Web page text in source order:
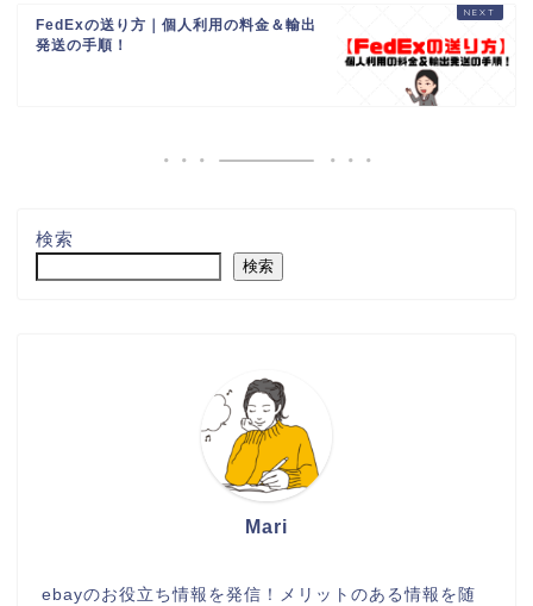
FedExの送り方｜個人利用の料金＆輸出
発送の手順！
検索
検索
Mari
ebayのお役立ち情報を発信！メリットのある情報を随